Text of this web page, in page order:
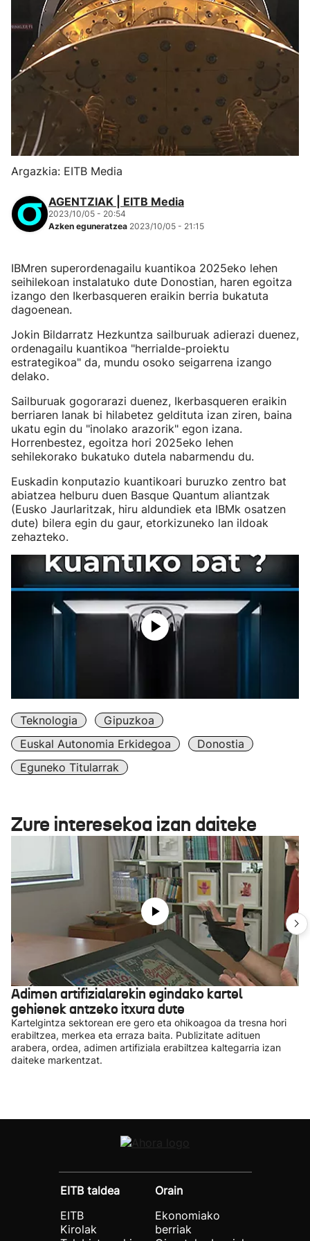
Argazkia: EITB Media
AGENTZIAK | EITB Media
2023/10/05 - 20:54
Azken eguneratzea 2023/10/05 - 21:15
IBMren superordenagailu kuantikoa 2025eko lehen
seihilekoan instalatuko dute Donostian, haren egoitza
izango den Ikerbasqueren eraikin berria bukatuta
dagoenean.
Jokin Bildarratz Hezkuntza sailburuak adierazi duenez,
ordenagailu kuantikoa "herrialde-proiektu
estrategikoa" da, mundu osoko seigarrena izango
delako.
Sailburuak gogorarazi duenez, Ikerbasqueren eraikin
berriaren lanak bi hilabetez geldituta izan ziren, baina
ukatu egin du "inolako arazorik" egon izana.
Horrenbestez, egoitza hori 2025eko lehen
sehilekorako bukatuko dutela nabarmendu du.
Euskadin konputazio kuantikoari buruzko zentro bat
abiatzea helburu duen Basque Quantum aliantzak
(Eusko Jaurlaritzak, hiru aldundiek eta IBMk osatzen
dute) bilera egin du gaur, etorkizuneko lan ildoak
zehazteko.
Teknologia
Gipuzkoa
Euskal Autonomia Erkidegoa
Donostia
Eguneko Titularrak
Zure interesekoa izan daiteke
Adimen artifizialarekin egindako kartel
gehienek antzeko itxura dute
Kartelgintza sektorean ere gero eta ohikoagoa da tresna hori
erabiltzea, merkea eta erraza baita. Publizitate adituen
arabera, ordea, adimen artifiziala erabiltzea kaltegarria izan
daiteke markentzat.
EITB taldea
EITB
Kirolak
Orain
Ekonomiako
berriak